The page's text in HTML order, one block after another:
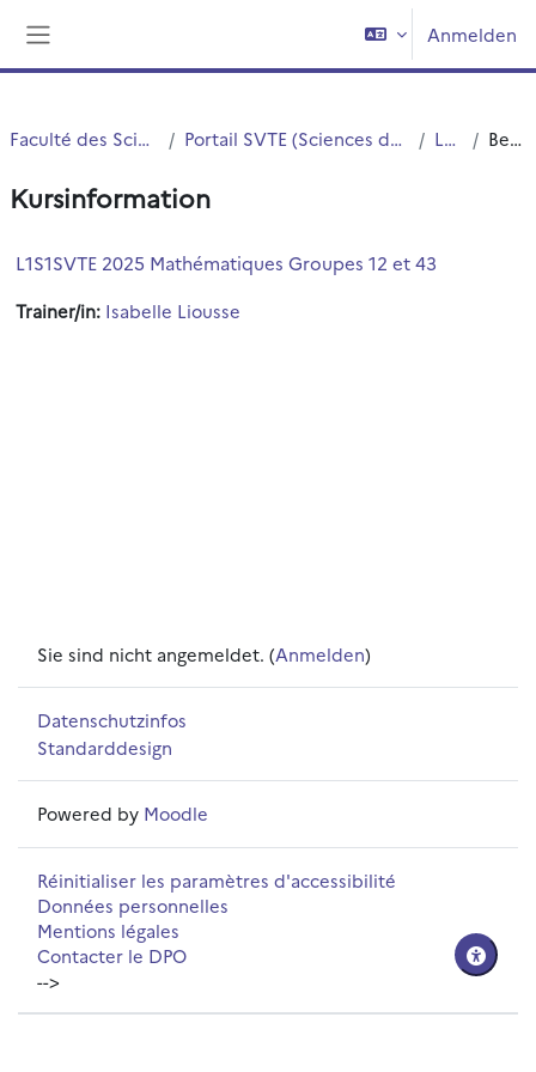
Anmelden
Faculté des Sciences et Technologies (FST) Portail SVTE (Sciences de la Vie, de la Terre et de l'Environnement) L1 SVTE S1 Beschreibung
Kursinformation
L1S1SVTE 2025 Mathématiques Groupes 12 et 43
Trainer/in: Isabelle Liousse
Sie sind nicht angemeldet. (Anmelden)
Datenschutzinfos
Standarddesign
Powered by Moodle
Réinitialiser les paramètres d'accessibilité
Données personnelles
Mentions légales
Contacter le DPO
-->